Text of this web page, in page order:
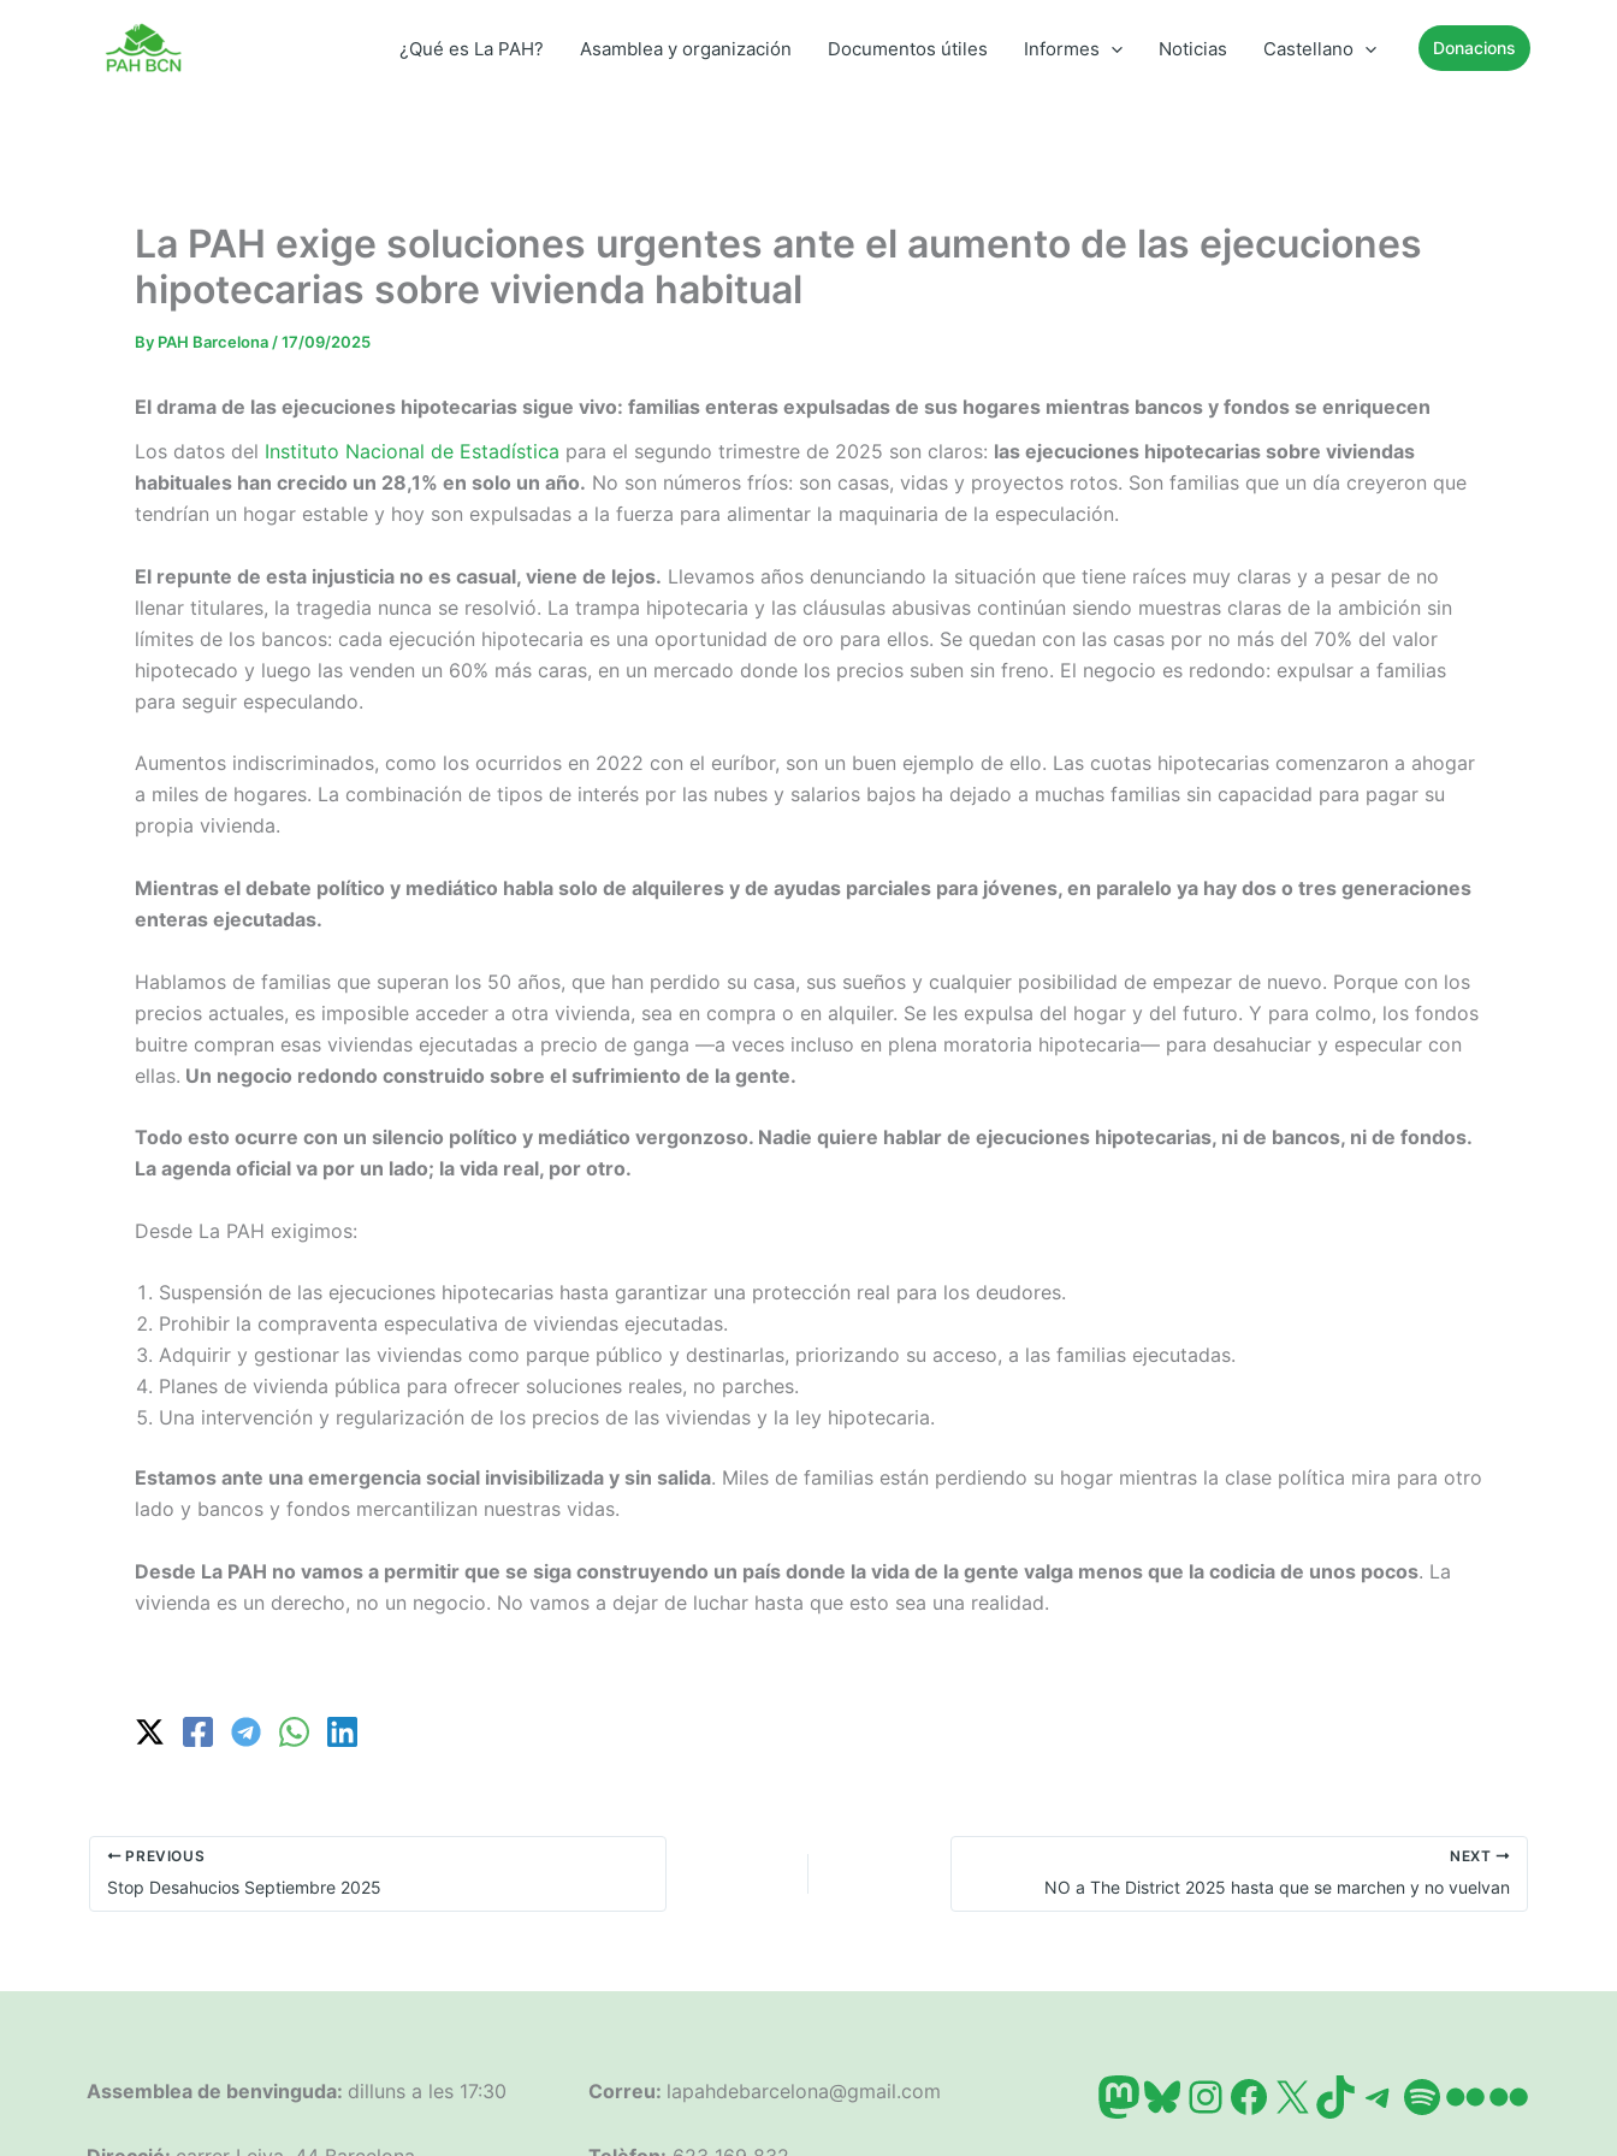
¿Qué es La PAH? Asamblea y organización Documentos útiles Informes Noticias Castellano Donacions
La PAH exige soluciones urgentes ante el aumento de las ejecuciones
hipotecarias sobre vivienda habitual
By PAH Barcelona /17/09/2025
El drama de las ejecuciones hipotecarias sigue vivo: familias enteras expulsadas de sus hogares mientras bancos y fondos se enriquecen
Los datos del Instituto Nacional de Estadística para el segundo trimestre de 2025 son claros: las ejecuciones hipotecarias sobre viviendas
habituales han crecido un 28,1% en solo un año. No son números fríos: son casas, vidas y proyectos rotos. Son familias que un día creyeron que
tendrían un hogar estable y hoy son expulsadas a la fuerza para alimentar la maquinaria de la especulación.
El repunte de esta injusticia no es casual, viene de lejos. Llevamos años denunciando la situación que tiene raíces muy claras y a pesar de no
llenar titulares, la tragedia nunca se resolvió. La trampa hipotecaria y las cláusulas abusivas continúan siendo muestras claras de la ambición sin
límites de los bancos: cada ejecución hipotecaria es una oportunidad de oro para ellos. Se quedan con las casas por no más del 70% del valor
hipotecado y luego las venden un 60% más caras, en un mercado donde los precios suben sin freno. El negocio es redondo: expulsar a familias
para seguir especulando.
Aumentos indiscriminados, como los ocurridos en 2022 con el euríbor, son un buen ejemplo de ello. Las cuotas hipotecarias comenzaron a ahogar
a miles de hogares. La combinación de tipos de interés por las nubes y salarios bajos ha dejado a muchas familias sin capacidad para pagar su
propia vivienda.
Mientras el debate político y mediático habla solo de alquileres y de ayudas parciales para jóvenes, en paralelo ya hay dos o tres generaciones
enteras ejecutadas.
Hablamos de familias que superan los 50 años, que han perdido su casa, sus sueños y cualquier posibilidad de empezar de nuevo. Porque con los
precios actuales, es imposible acceder a otra vivienda, sea en compra o en alquiler. Se les expulsa del hogar y del futuro. Y para colmo, los fondos
buitre compran esas viviendas ejecutadas a precio de ganga —a veces incluso en plena moratoria hipotecaria— para desahuciar y especular con
ellas. Un negocio redondo construido sobre el sufrimiento de la gente.
Todo esto ocurre con un silencio político y mediático vergonzoso. Nadie quiere hablar de ejecuciones hipotecarias, ni de bancos, ni de fondos.
La agenda oficial va por un lado; la vida real, por otro.
Desde La PAH exigimos:
Suspensión de las ejecuciones hipotecarias hasta garantizar una protección real para los deudores.
Prohibir la compraventa especulativa de viviendas ejecutadas.
Adquirir y gestionar las viviendas como parque público y destinarlas, priorizando su acceso, a las familias ejecutadas.
Planes de vivienda pública para ofrecer soluciones reales, no parches.
Una intervención y regularización de los precios de las viviendas y la ley hipotecaria.
Estamos ante una emergencia social invisibilizada y sin salida. Miles de familias están perdiendo su hogar mientras la clase política mira para otro
lado y bancos y fondos mercantilizan nuestras vidas.
Desde La PAH no vamos a permitir que se siga construyendo un país donde la vida de la gente valga menos que la codicia de unos pocos. La
vivienda es un derecho, no un negocio. No vamos a dejar de luchar hasta que esto sea una realidad.
PREVIOUS
Stop Desahucios Septiembre 2025
NEXT
NO a The District 2025 hasta que se marchen y no vuelvan
Assemblea de benvinguda: dilluns a les 17:30 Correu: lapahdebarcelona@gmail.com Mastodon
Bluesky
Instagram
Facebook
X TikTok
Telegram
Spotify
FlickrFlickr